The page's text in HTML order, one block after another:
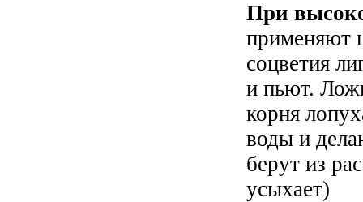
При
применяют
соцветия
и пьют.
корня
воды и
берут из
усыхает)